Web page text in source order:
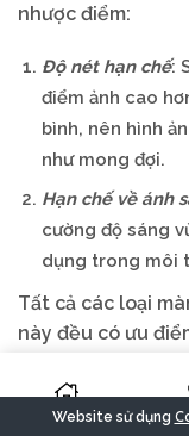
nhược điểm:
Độ nét hạn chế:
điểm ảnh cao
bình, nên hình
như mong đợi.
Hạn chế về ánh
cường độ sáng
dụng trong môi
Tất cả các loại
này đều có ưu
trong việc
quả trong nhà.
Website sử dụng